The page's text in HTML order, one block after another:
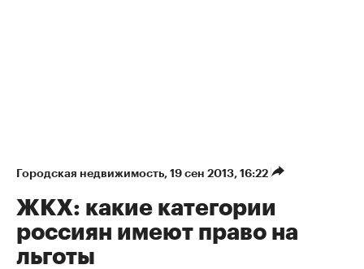
Городская недвижимость⁠, 19 сен 2013, 16:22
ЖКХ: какие категории
россиян имеют право на
льготы